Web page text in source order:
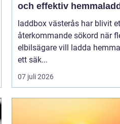
och effektiv
laddbox västerås har blivit
återkommande sökord när
elbilsägare vill ladda
ett säk...
07 juli 2026